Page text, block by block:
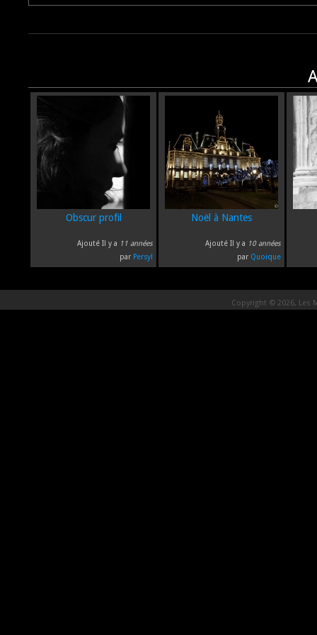
Obscur profil
Ajouté Il y a 11 années
par Persyl
Noël à Nantes
Ajouté Il y a 10 années
par Quoique
Copyright © 2026, Les